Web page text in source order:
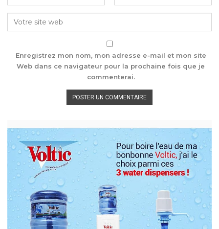
Enregistrez mon nom, mon adresse e-mail et mon site
Web dans ce navigateur pour la prochaine fois que je
commenterai.